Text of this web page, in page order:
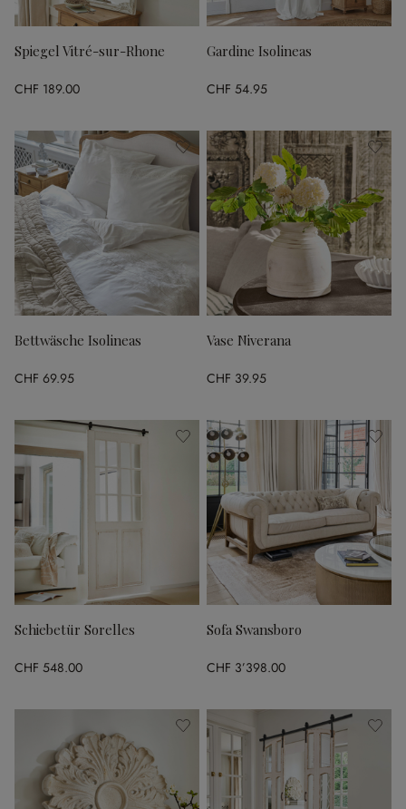
Spiegel Vitré-sur-Rhone
CHF 189.00
Gardine Isolineas
CHF 54.95
Bettwäsche Isolineas
CHF 69.95
Vase Niverana
CHF 39.95
Schiebetür Sorelles
CHF 548.00
Sofa Swansboro
CHF 3’398.00